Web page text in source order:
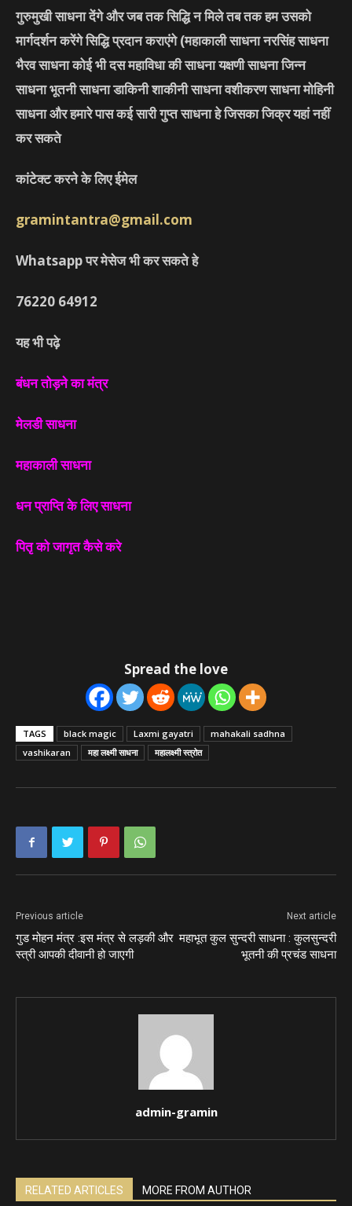
गुरुमुखी साधना देंगे और जब तक सिद्धि न मिले तब तक हम उसको
मार्गदर्शन करेंगे सिद्धि प्रदान कराएंगे (महाकाली साधना नरसिंह साधना
भैरव साधना कोई भी दस महाविधा की साधना यक्षणी साधना जिन्न
साधना भूतनी साधना डाकिनी शाकीनी साधना वशीकरण साधना मोहिनी
साधना और हमारे पास कई सारी गुप्त साधना हे जिसका जिक्र यहां नहीं
कर सकते
कांटेक्ट करने के लिए ईमेल
gramintantra@gmail.com
Whatsapp पर मेसेज भी कर सकते हे
76220 64912
यह भी पढ़े
बंधन तोड़ने का मंत्र
मेलडी साधना
महाकाली साधना
धन प्राप्ति के लिए साधना
पितृ को जागृत कैसे करे
Spread the love
TAGS black magic Laxmi gayatri
mahakali sadhna
vashikaran
महा लक्ष्मी साधना महालक्ष्मी स्त्रोत
Previous article
गुड मोहन मंत्र :इस मंत्र से लड़की और
स्त्री आपकी दीवानी हो जाएगी
Next article
महाभूत कुल सुन्दरी साधना : कुलसुन्दरी
भूतनी की प्रचंड साधना
admin-gramin
RELATED ARTICLES MORE FROM AUTHOR